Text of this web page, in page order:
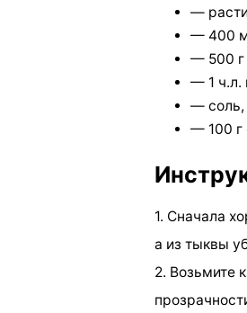
—
— 400
— 500 г
— 1 ч.л.
— соль,
— 100 г
1. Сначала
а из тыквы
2. Возьмите